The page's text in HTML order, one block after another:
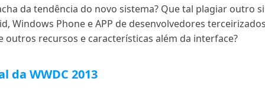
da tendência do novo sistema? Que tal plagiar outro
Windows Phone e APP de desenvolvedores
outros recursos e características além da interface?
da WWDC 2013